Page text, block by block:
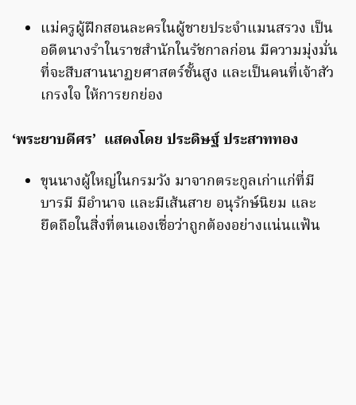
แม่ครูผู้ฝึกสอนละครในผู้ชายประจำแมนสรวง เป็น
อดีตนางรำในราชสำนักในรัชกาลก่อน มีความมุ่งมั่น
ที่จะสืบสานนาฏยศาสตร์ชั้นสูง และเป็นคนที่เจ้าสัว
เกรงใจ ให้การยกย่อง
‘พระยาบดีศร’ แสดงโดย ประดิษฐ์ ประสาททอง
ขุนนางผู้ใหญ่ในกรมวัง มาจากตระกูลเก่าแก่ที่มี
บารมี มีอำนาจ และมีเส้นสาย อนุรักษ์นิยม และ
ยึดถือในสิ่งที่ตนเองเชื่อว่าถูกต้องอย่างแน่นแฟ้น